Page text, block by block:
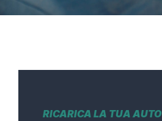
RICARICA LA TUA AUTO